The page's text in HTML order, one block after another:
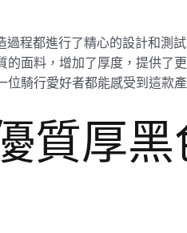
過程都進行了精心的設計和測
面料，增加了厚度，提供了
騎行愛好者都能感受到這款
質厚